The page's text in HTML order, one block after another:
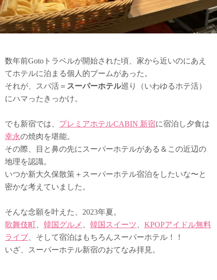
数年前Gotoトラベルが開始された頃、家から近いのにあえ
てホテルに泊まる個人的ブームがあった。
それが、スパ活＝ スーパーホテル巡り（いわゆるホテ活）
にハマったきっかけ。
でも新宿では、 プレミアホテルCABIN 新宿に宿泊し夕食は
幸永の焼肉を堪能。
その際、目と鼻の先にスーパーホテルがある＆この近辺の
地理を認識。
いつか新大久保散策＋スーパーホテル宿泊をしたいな〜と
密かな考えていました。
そんな念願を叶えた、2023年夏。
歌舞伎町
韓国グルメ 韓国スイーツ
KPOPアイドル無料
ライブ 、そして宿泊はもちろんスーパーホテル！！
いざ、スーパーホテル新宿のおてなみ拝見。